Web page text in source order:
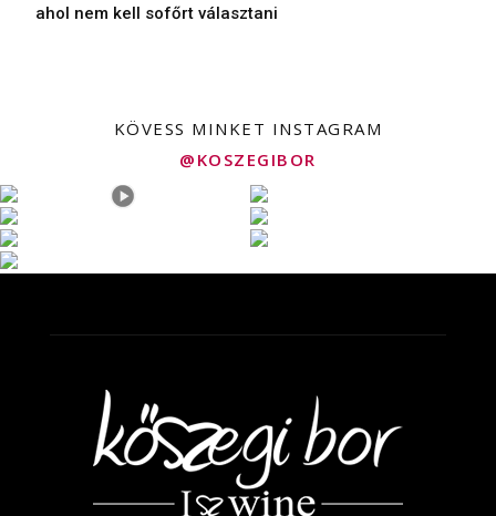
ahol nem kell sofőrt választani
KÖVESS MINKET INSTAGRAM
@KOSZEGIBOR